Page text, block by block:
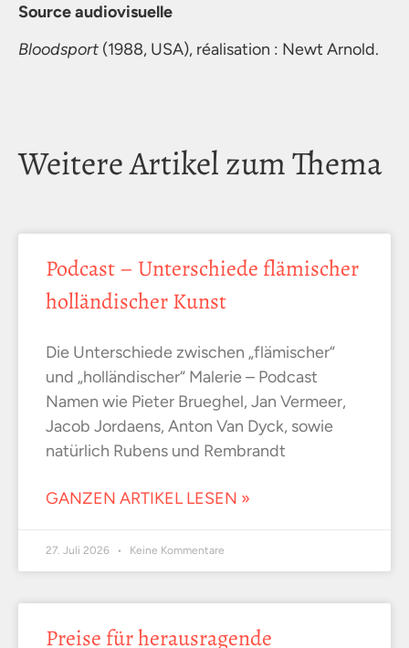
Source audiovisuelle
Bloodsport (1988, USA), réalisation : Newt Arnold.
Weitere Artikel zum Thema
Podcast – Unterschiede flämischer
holländischer Kunst
Die Unterschiede zwischen „flämischer“
und „holländischer“ Malerie – Podcast
Namen wie Pieter Brueghel, Jan Vermeer,
Jacob Jordaens, Anton Van Dyck, sowie
natürlich Rubens und Rembrandt
GANZEN ARTIKEL LESEN »
27. Juli 2026 Keine Kommentare
Preise für herausragende